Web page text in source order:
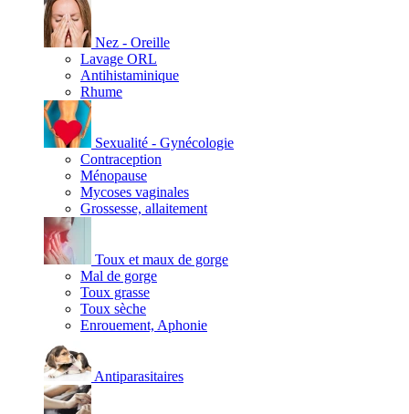
Nez - Oreille
Lavage ORL
Antihistaminique
Rhume
Sexualité - Gynécologie
Contraception
Ménopause
Mycoses vaginales
Grossesse, allaitement
Toux et maux de gorge
Mal de gorge
Toux grasse
Toux sèche
Enrouement, Aphonie
Antiparasitaires